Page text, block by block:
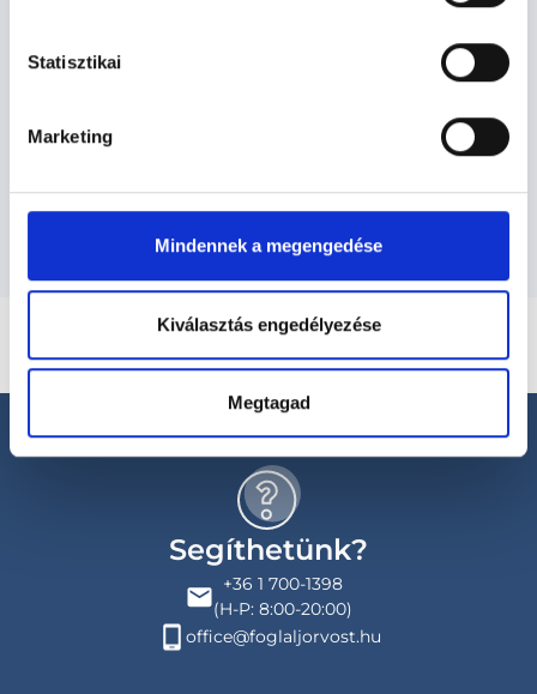
Statisztikai
Marketing
Mindennek a megengedése
Kiválasztás engedélyezése
Megtagad
SZAKTERÜLETEK
Budapesti és vidéki neurológus orvosok
Segíthetünk?
+36 1 700-1398
(H-P: 8:00-20:00)
office@foglaljorvost.hu